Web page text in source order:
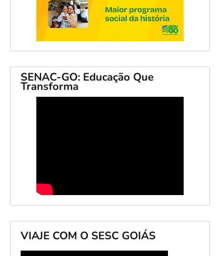
SENAC-GO: Educação Que
Transforma
VIAJE COM O SESC GOIÁS